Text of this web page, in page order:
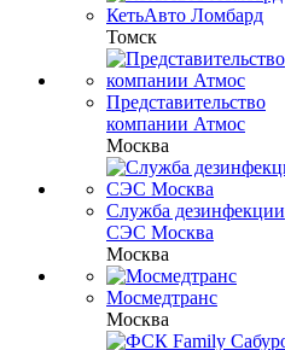
КетьАвто Ломбард
Томск
Представительство
компании Атмос
Москва
Служба дезинфекции
СЭС Москва
Москва
Мосмедтранс
Москва